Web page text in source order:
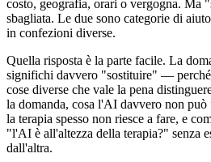
costo, geografia, orari o vergogna. Ma
sbagliata. Le due sono categorie di
in confezioni diverse.
Quella risposta è la parte facile. La
significhi davvero "sostituire" — perché
cose diverse che vale la pena
la domanda, cosa l'AI davvero non
la terapia spesso non riesce a fare, e
"l'AI è all'altezza della terapia?" senza
dall'altra.